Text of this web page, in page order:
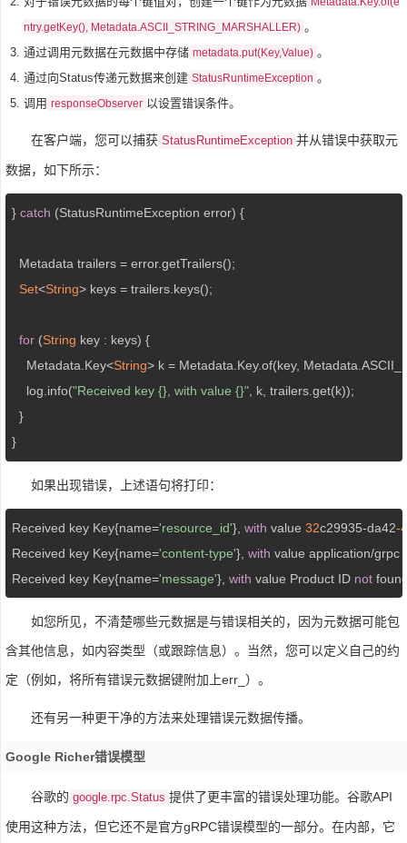
ntry.getKey(), Metadata.ASCII_STRING_MARSHALLER) 。
通过调用元数据在元数据中存储 metadata.put(Key,Value) 。
通过向Status传递元数据来创建 StatusRuntimeException 。
调用 responseObserver 以设置错误条件。
在客户端，您可以捕获 StatusRuntimeException 并从错误中获取元
数据，如下所示：
} catch (StatusRuntimeException error) {
  Metadata trailers = error.getTrailers();
Set<String> keys = trailers.keys();
for (String key : keys) {
    Metadata.Key<
String> k = Metadata.Key.of(key,
    log.info(
"Received key {}, with value {}", k, trailers.get(k));
  }
}
如果出现错误，上述语句将打印：
Received key Key{name='resource_id'}, with value 32c29935-da42-
Received key Key{name='content-type'}, with value application/grpc
Received key Key{name='message'}, with value Product ID not
如您所见，不清楚哪些元数据是与错误相关的，因为元数据可能包
含其他信息，如内容类型（或跟踪信息）。当然，您可以定义自己的约
定（例如，将所有错误元数据键附加上err_）。
还有另一种更干净的方法来处理错误元数据传播。
Google Richer错误模型
谷歌的 google.rpc.Status 提供了更丰富的错误处理功能。谷歌API
使用这种方法，但它还不是官方gRPC错误模型的一部分。在内部，它